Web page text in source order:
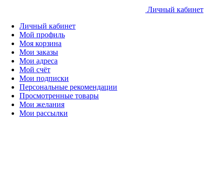
Личный кабинет
Личный кабинет
Мой профиль
Моя корзина
Мои заказы
Мои адреса
Мой счёт
Мои подписки
Персональные рекомендации
Просмотренные товары
Мои желания
Мои рассылки